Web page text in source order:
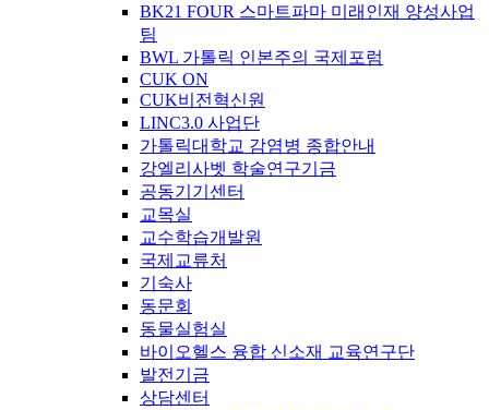
BK21 FOUR 스마트파마 미래인재 양성사업
팀
BWL 가톨릭 인본주의 국제포럼
CUK ON
CUK비전혁신원
LINC3.0 사업단
가톨릭대학교 감염병 종합안내
강엘리사벳 학술연구기금
공동기기센터
교목실
교수학습개발원
국제교류처
기숙사
동문회
동물실험실
바이오헬스 융합 신소재 교육연구단
발전기금
상담센터